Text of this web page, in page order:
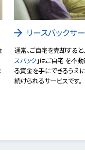
リースバックサ
通常、ご自宅を売却すると
スバック」はご自宅 を不
る資金を手にできるうえ
続けられるサービスです。